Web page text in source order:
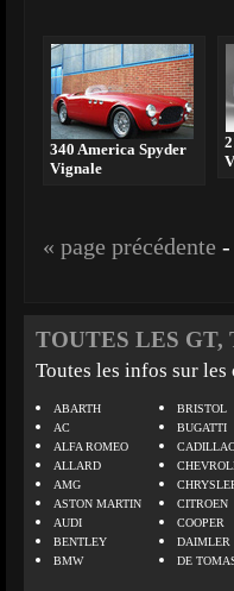
340 America Spyder
Vignale
« page précédente -
TOUTES LES GT,
Toutes les infos sur les
ABARTH
AC
ALFA ROMEO
ALLARD
AMG
ASTON MARTIN
AUDI
BENTLEY
BMW
BRISTOL
BUGATTI
CITROEN
COOPER
DAIMLER
DE